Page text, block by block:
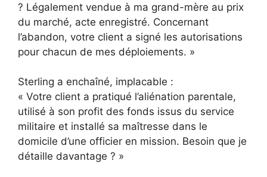
? Légalement vendue à ma grand-mère au prix
du marché, acte enregistré. Concernant
l’abandon, votre client a signé les autorisations
pour chacun de mes déploiements. »
Sterling a enchaîné, implacable :
« Votre client a pratiqué l’aliénation parentale,
utilisé à son profit des fonds issus du service
militaire et installé sa maîtresse dans le
domicile d’une officier en mission. Besoin que je
détaille davantage ? »